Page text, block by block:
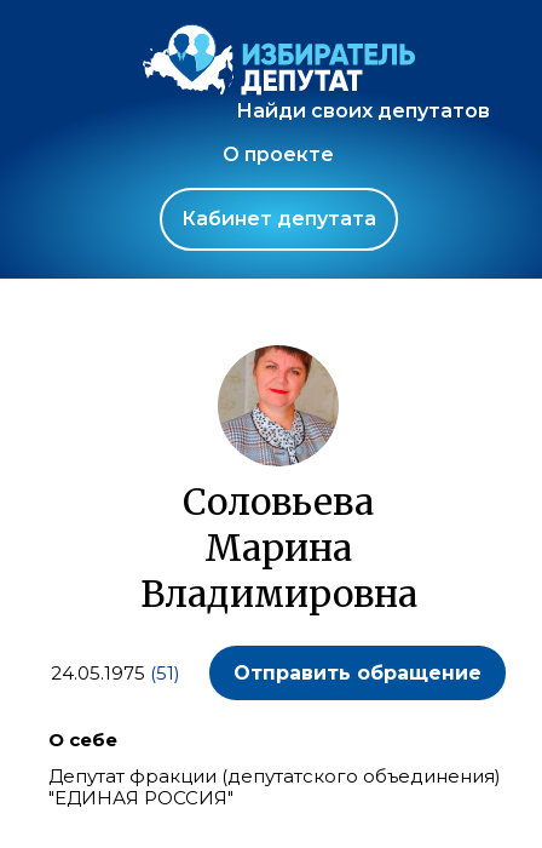
Найди своих депутатов
О проекте
Кабинет депутата
Соловьева
Марина
Владимировна
24.05.1975 (51) Отправить обращение
О себе
Депутат фракции (депутатского объединения)
"ЕДИНАЯ РОССИЯ"